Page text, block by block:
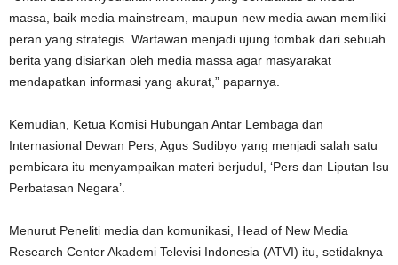
massa, baik media mainstream, maupun new media awan memiliki
peran yang strategis. Wartawan menjadi ujung tombak dari sebuah
berita yang disiarkan oleh media massa agar masyarakat
mendapatkan informasi yang akurat,” paparnya.
Kemudian, Ketua Komisi Hubungan Antar Lembaga dan
Internasional Dewan Pers, Agus Sudibyo yang menjadi salah satu
pembicara itu menyampaikan materi berjudul, ‘Pers dan Liputan Isu
Perbatasan Negara’.
Menurut Peneliti media dan komunikasi, Head of New Media
Research Center Akademi Televisi Indonesia (ATVI) itu, setidaknya